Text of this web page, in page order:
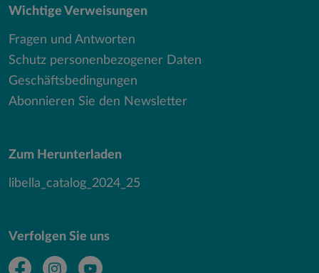
Wichtige Verweisungen
Fragen und Antworten
Schutz personenbezogener Daten
Geschäftsbedingungen
Abonnieren Sie den Newsletter
Zum Herunterladen
libella_catalog_2024_25
Verfolgen Sie uns